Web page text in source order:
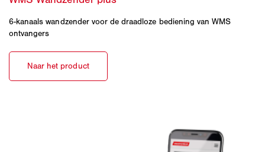
6-kanaals wandzender voor de draadloze bediening van WMS
ontvangers